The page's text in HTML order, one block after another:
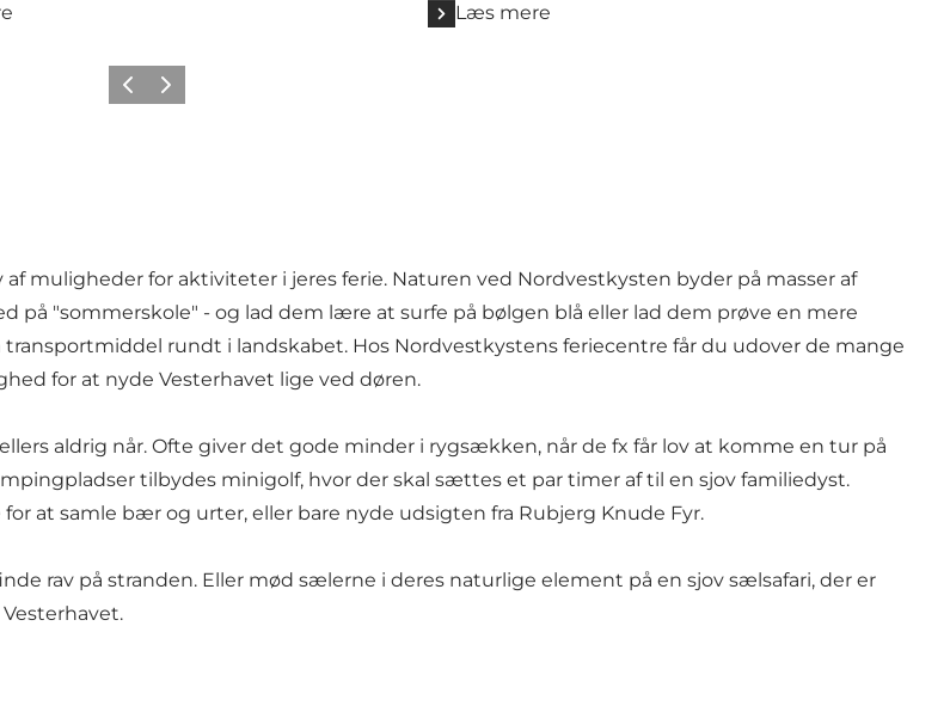
Læs mere
ForrigeNæste
muligheder for aktiviteter i jeres ferie. Naturen ved Nordvestkysten byder på masser af
på "sommerskole" - og lad dem lære at surfe på bølgen blå eller lad dem prøve en mere
transportmiddel rundt i landskabet. Hos Nordvestkystens feriecentre får du udover de mange
for at nyde Vesterhavet lige ved døren.
aldrig når. Ofte giver det gode minder i rygsækken, når de fx får lov at komme en tur på
tilbydes minigolf, hvor der skal sættes et par timer af til en sjov familiedyst.
at samle bær og urter, eller bare nyde udsigten fra Rubjerg Knude Fyr.
rav på stranden. Eller mød sælerne i deres naturlige element på en sjov sælsafari, der er